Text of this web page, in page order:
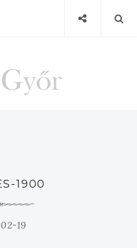
1900
19